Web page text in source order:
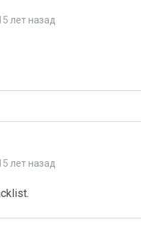
лет назад
лет назад